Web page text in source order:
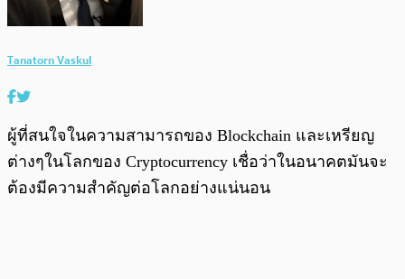
Tanatorn Vaskul
ผู้ที่สนใจในความสามารถของ Blockchain และเหรียญ
ต่างๆในโลกของ Cryptocurrency เชื่อว่าในอนาคตมันจะ
ต้องมีความสำคัญต่อโลกอย่างแน่นอน